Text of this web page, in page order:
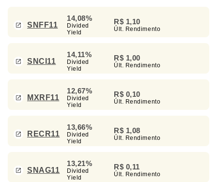
SNFF11
14,08%
Divided
Yield
R$ 1,10
Últ. Rendimento
SNCI11
14,11%
Divided
Yield
R$ 1,00
Últ. Rendimento
MXRF11
12,67%
Divided
Yield
R$ 0,10
Últ. Rendimento
RECR11
13,66%
Divided
Yield
R$ 1,08
Últ. Rendimento
SNAG11
13,21%
Divided
Yield
R$ 0,11
Últ. Rendimento